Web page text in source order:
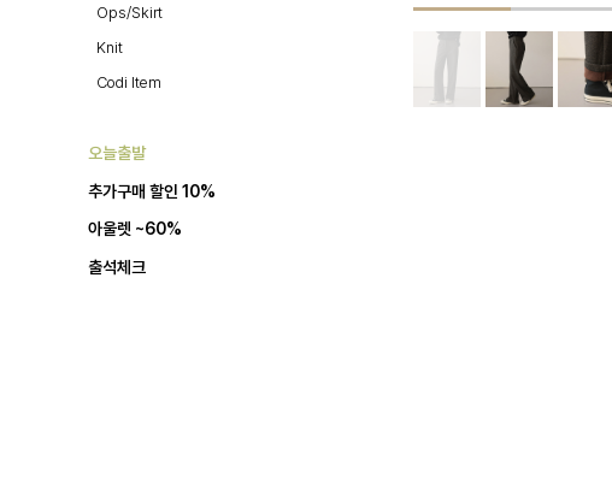
Ops/Skirt
Knit
Codi Item
오늘출발
추가구매 할인 10%
아울렛 ~60%
출석체크